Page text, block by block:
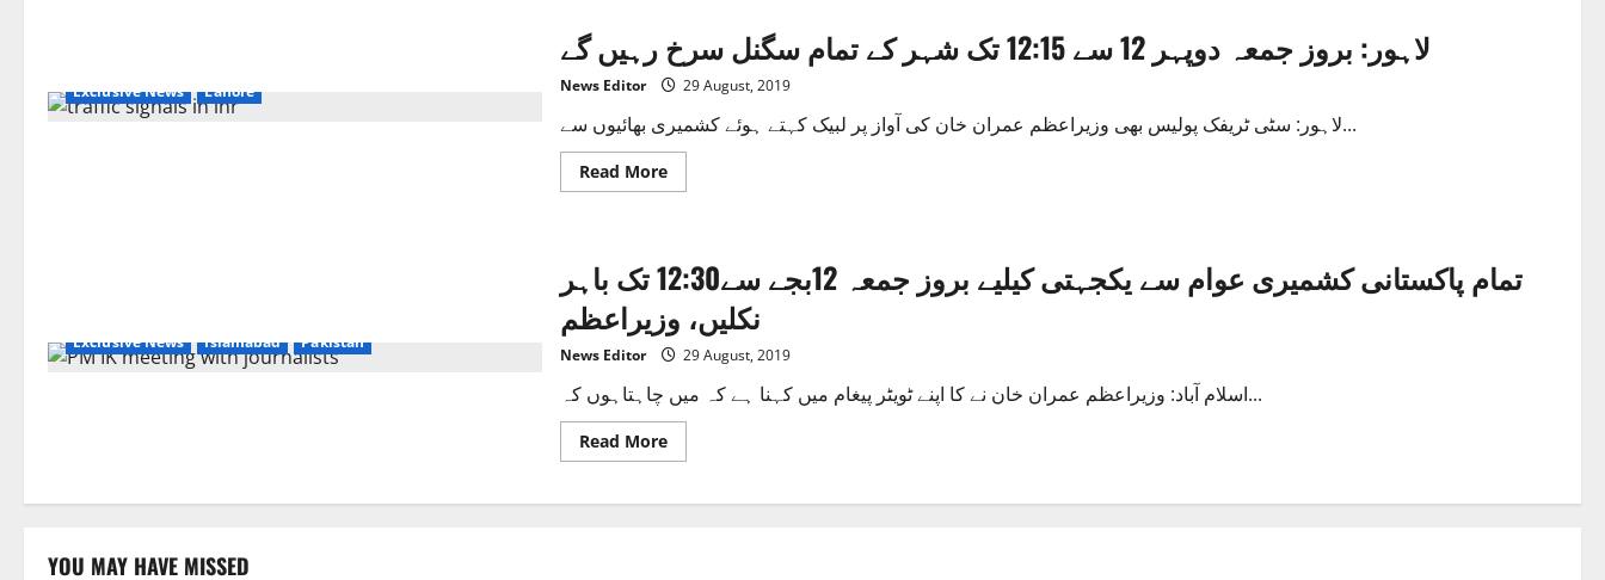
یکجہتی
کیلیے
جس
انداز
لوگ
نکلے
مجھے
اس
پر
Exclusive News Lahore
لاہور: بروز جمعہ دوپہر 12 سے 12:15 تک شہر کے تمام سگنل سرخ رہیں گے
News Editor 29 August, 2019
لاہور: سٹی ٹریفک پولیس بھی وزیراعظم عمران خان کی آواز پر لبیک کہتے ہوئے کشمیری بھائیوں سے...
Read MoreRead
more
دوپہر
12
12:15
تک
شہر
سگنل
سرخ
رہیں
گے
Exclusive News Islamabad Pakistan
تمام پاکستانی کشمیری عوام سے یکجہتی کیلیے بروز جمعہ 12بجے سے12:30 تک باہر
نکلیں، وزیراعظم
News Editor 29 August, 2019
اسلام آباد: وزیراعظم عمران خان نے کا اپنے ٹویٹر پیغام میں کہنا ہے کہ میں چاہتاہوں کہ...
Read MoreRead
more
پاکستانی
YOU MAY HAVE MISSED